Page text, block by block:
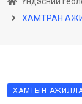
Бидний тухай
Хууль тогтоомж
ХАМТРАН
ХАМТЫН